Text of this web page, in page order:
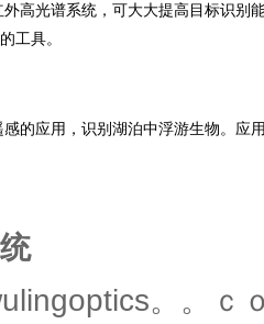
外高光谱系统，可大大提高目标识别
工具。
感的应用，识别湖泊中浮游生物。应
。。ｃ